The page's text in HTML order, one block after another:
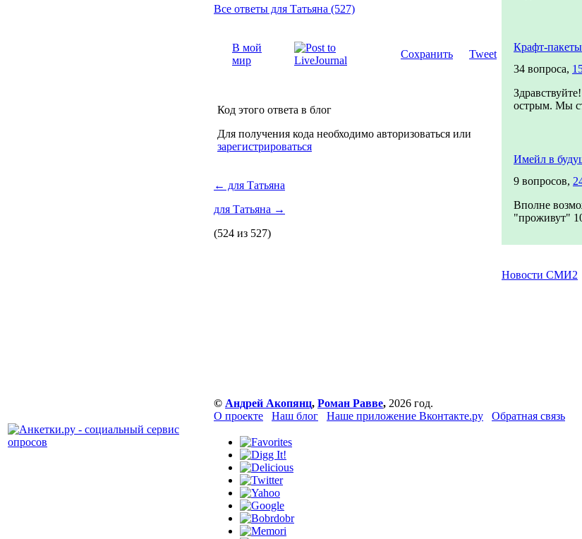
Все ответы для Татьяна (527)
В мой
мир
Сохранить Tweet
Код этого ответа в блог
Для получения кода необходимо авторизоваться или
зарегистрироваться
← для Татьяна
для Татьяна →
(524 из 527)
Крафт-пакеты
34 вопроса,
острым. Мы
Имейл в
9 вопросов,
Вполне
"проживут"
Новости СМИ2
© Андрей Акопянц, Роман Равве, 2026 год.
О проекте
Наш блог Наше приложение Вконтакте.ру Обратная связь